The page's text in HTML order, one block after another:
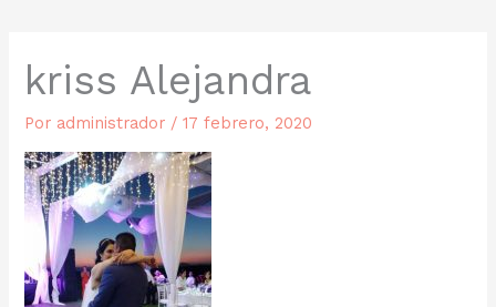
kriss Alejandra
Por administrador /17 febrero, 2020